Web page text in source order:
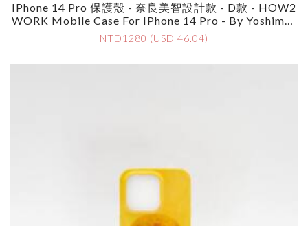
IPhone 14 Pro 保護殼 - 奈良美智設計款 - D款 - HOW2
WORK Mobile Case For IPhone 14 Pro - By Yoshimot
O Nara - Style D
NTD1280 (USD 46.04)